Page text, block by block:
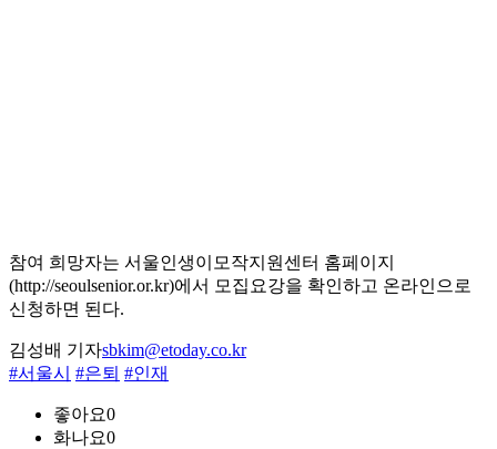
참여 희망자는 서울인생이모작지원센터 홈페이지
(http://seoulsenior.or.kr)에서 모집요강을 확인하고 온라인으로
신청하면 된다.
김성배 기자sbkim@etoday.co.kr
#서울시 #은퇴 #인재
좋아요0
화나요0